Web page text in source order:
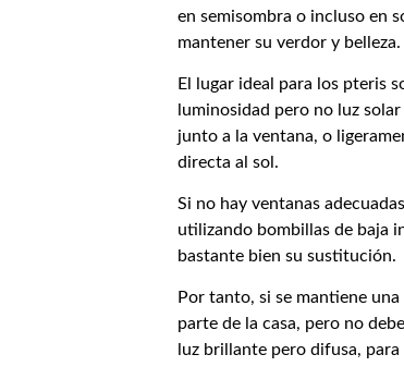
en semisombra o incluso en
mantener su verdor y belleza.
El lugar ideal para los pteris
luminosidad pero no luz
junto a la ventana, o
directa al sol.
Si no hay ventanas
utilizando bombillas de baja
bastante bien su sustitución.
Por tanto, si se mantiene
parte de la casa, pero no
luz brillante pero difusa,